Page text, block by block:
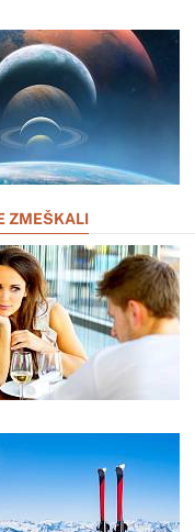
ZMEŠKALI